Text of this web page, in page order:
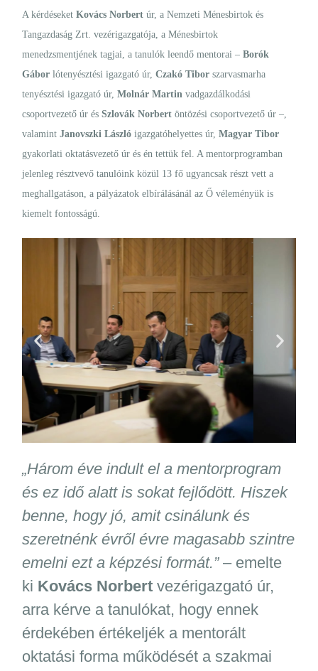
A kérdéseketKovács Norbert úr, a Nemzeti Ménesbirtok és
Tangazdaság Zrt. vezérigazgatója, a Ménesbirtok
menedzsmentjének tagjai, a tanulók leendő mentorai –Borók
Gábor lótenyésztési igazgató úr,Czakó Tibor szarvasmarha
tenyésztési igazgató úr,Molnár Martin vadgazdálkodási
csoportvezető úr ésSzlovák Norbert öntözési csoportvezető úr –,
valamintJanovszki László igazgatóhelyettes úr,Magyar Tibor
gyakorlati oktatásvezető úr és én tettük fel. A mentorprogramban
jelenleg résztvevő tanulóink közül 13 fő ugyancsak részt vett a
meghallgatáson, a pályázatok elbírálásánál az Ő véleményük is
kiemelt fontosságú.
„Három éve indult el a mentorprogram
és ez idő alatt is sokat fejlődött. Hiszek
benne, hogy jó, amit csinálunk és
szeretnénk évről évre magasabb szintre
emelni ezt a képzési formát.”– emelte
ki Kovács Norbert vezérigazgató úr,
arra kérve a tanulókat, hogy ennek
érdekében értékeljék a mentorált
oktatási forma működését a szakmai